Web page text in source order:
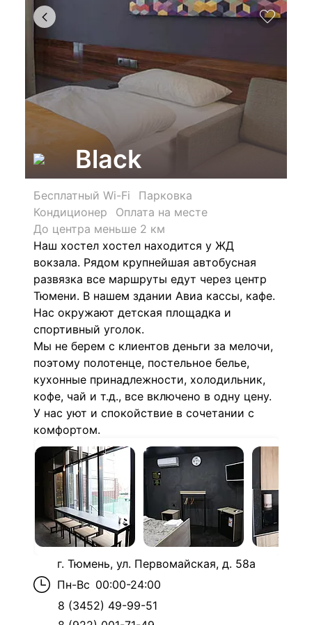
Black
Бесплатный Wi-Fi
Парковка
Кондиционер
Оплата на месте
До центра меньше 2 км
Наш хостел хостел находится у ЖД
вокзала. Рядом крупнейшая автобусная
развязка все маршруты едут через центр
Тюмени. В нашем здании Авиа кассы, кафе.
Нас окружают детская площадка и
спортивный уголок.
Мы не берем с клиентов деньги за мелочи,
поэтому полотенце, постельное белье,
кухонные принадлежности, холодильник,
кофе, чай и т.д., все включено в одну цену.
У нас уют и спокойствие в сочетании с
комфортом.
г. Тюмень, ул. Первомайская, д. 58а
Пн-Вс 00:00-24:00
8 (3452) 49-99-51